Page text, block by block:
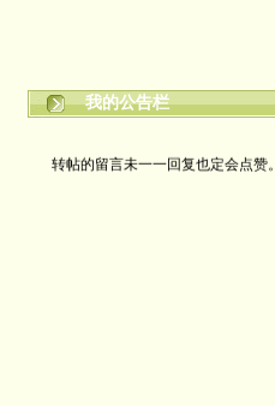
我的公告栏
哪裡有自由，哪裡就是祖國